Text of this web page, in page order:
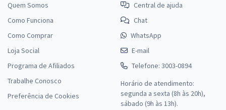
Quem Somos
Como Funciona
Como Comprar
Loja Social
Programa de Afiliados
Trabalhe Conosco
Preferência de Cookies
Central de ajuda
Chat
WhatsApp
E-mail
Telefone: 3003-0894
Horário de atendimento:
segunda a sexta (8h às 20h),
sábado (9h às 13h).